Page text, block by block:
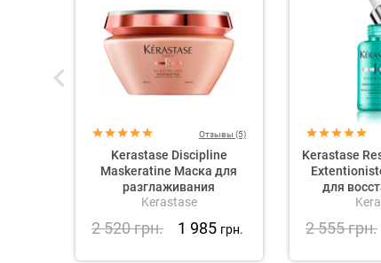
Отзывы (5)
Kerastase Discipline
Maskeratine Маска для
разглаживания
непослушных волос
Kerastase
2 520грн. 1 985 грн.
Kerastase
для
2 555грн.